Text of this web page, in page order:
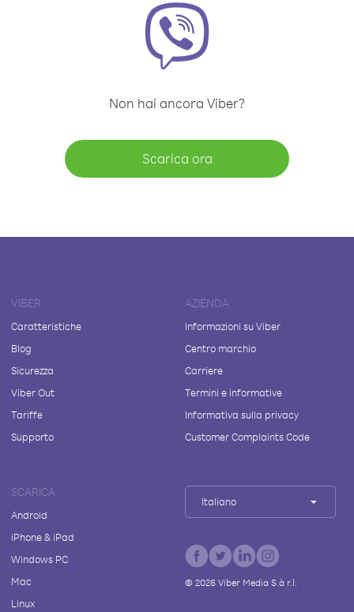
Non hai ancora Viber?
Scarica ora
VIBER
Caratteristiche
Blog
Sicurezza
Viber Out
Tariffe
Supporto
AZIENDA
Informazioni su Viber
Centro marchio
Carriere
Termini e informative
Informativa sulla privacy
Customer Complaints Code
SCARICA
Android
iPhone & iPad
Windows PC
Mac
Linux
Italiano
© 2026Viber Media S.à r.l.